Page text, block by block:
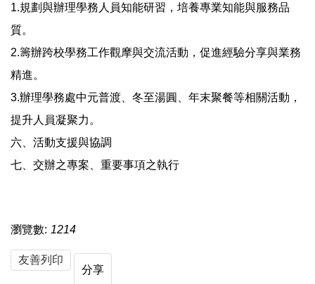
1.規劃與辦理學務人員知能研習，培養專業知能與服務品
質。
2.籌辦跨校學務工作觀摩與交流活動，促進經驗分享與業務
精進。
3.辦理學務處中元普渡、冬至湯圓、年末聚餐等相關活動，
提升人員凝聚力。
六、活動支援與協調
七、交辦之專案、重要事項之執行
瀏覽數: 1214
友善列印
分享